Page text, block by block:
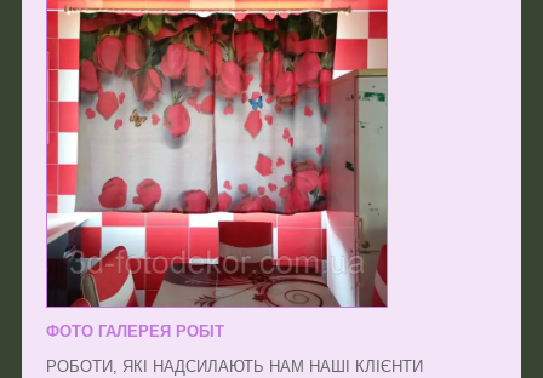
ФОТО ГАЛЕРЕЯ РОБІТ
РОБОТИ, ЯКІ НАДСИЛАЮТЬ НАМ НАШІ КЛІЄНТИ